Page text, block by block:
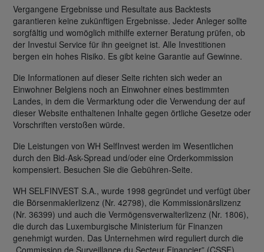
Vergangene Ergebnisse und Resultate aus Backtests
garantieren keine zukünftigen Ergebnisse. Jeder Anleger sollte
sorgfältig und womöglich mithilfe externer Beratung prüfen, ob
der Investui Service für ihn geeignet ist. Alle Investitionen
bergen ein hohes Risiko. Es gibt keine Garantie auf Gewinne.
Die Informationen auf dieser Seite richten sich weder an
Einwohner Belgiens noch an Einwohner eines bestimmten
Landes, in dem die Vermarktung oder die Verwendung der auf
dieser Website enthaltenen Inhalte gegen örtliche Gesetze oder
Vorschriften verstoßen würde.
Die Leistungen von WH SelfInvest werden im Wesentlichen
durch den Bid-Ask-Spread und/oder eine Orderkommission
kompensiert. Besuchen Sie die Gebühren-Seite.
WH SELFINVEST S.A., wurde 1998 gegründet und verfügt über
die Börsenmaklerlizenz (Nr. 42798), die Kommissionärslizenz
(Nr. 36399) und auch die Vermögensverwalterlizenz (Nr. 1806),
die durch das Luxemburgische Ministerium für Finanzen
genehmigt wurden. Das Unternehmen wird reguliert durch die
„Commission de Surveillance du Secteur Financier” (CSSF).